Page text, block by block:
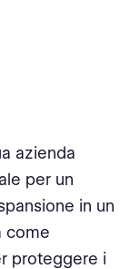
azienda
per un
in un
come
proteggere i